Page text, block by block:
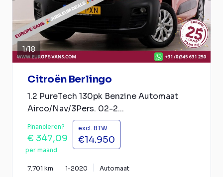
1/18
Citroën Berlingo
1.2 PureTech 130pk Benzine Automaat
Airco/Nav/3Pers. 02-2...
Financieren?
€ 347,09
per maand
excl. BTW
€14.950
7.701 km 1-2020 Automaat